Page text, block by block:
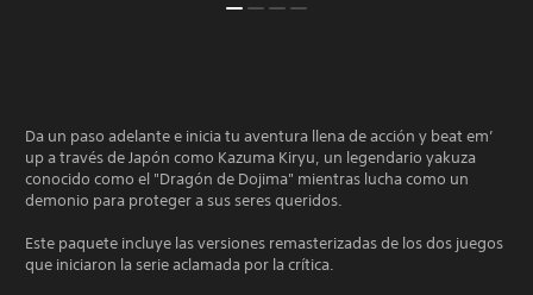
Da un paso adelante e inicia tu aventura llena de acción y beat em’
up a través de Japón como Kazuma Kiryu, un legendario yakuza
conocido como el "Dragón de Dojima" mientras lucha como un
demonio para proteger a sus seres queridos.
Este paquete incluye las versiones remasterizadas de los dos juegos
que iniciaron la serie aclamada por la crítica.